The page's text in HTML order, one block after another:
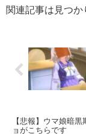
関連記事は見つか
【悲報】ウマ娘暗
ョがこちらです